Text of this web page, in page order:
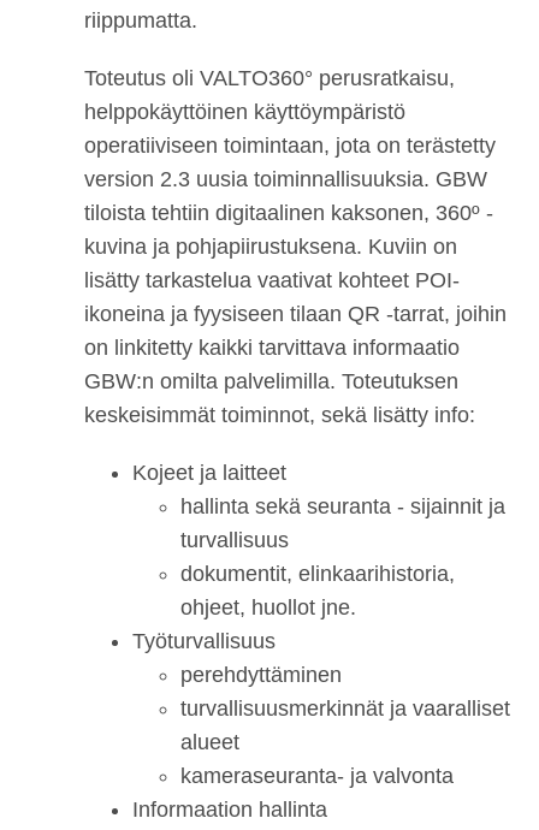
riippumatta.
Toteutus oli VALTO360° perusratkaisu,
helppokäyttöinen käyttöympäristö
operatiiviseen toimintaan, jota on terästetty
version 2.3 uusia toiminnallisuuksia. GBW
tiloista tehtiin digitaalinen kaksonen, 360º -
kuvina ja pohjapiirustuksena. Kuviin on
lisätty tarkastelua vaativat kohteet POI-
ikoneina ja fyysiseen tilaan QR -tarrat, joihin
on linkitetty kaikki tarvittava informaatio
GBW:n omilta palvelimilla. Toteutuksen
keskeisimmät toiminnot, sekä lisätty info:
Kojeet ja laitteet
hallinta sekä seuranta - sijainnit ja
turvallisuus
dokumentit, elinkaarihistoria,
ohjeet, huollot jne.
Työturvallisuus
perehdyttäminen
turvallisuusmerkinnät ja vaaralliset
alueet
kameraseuranta- ja valvonta
Informaation hallinta